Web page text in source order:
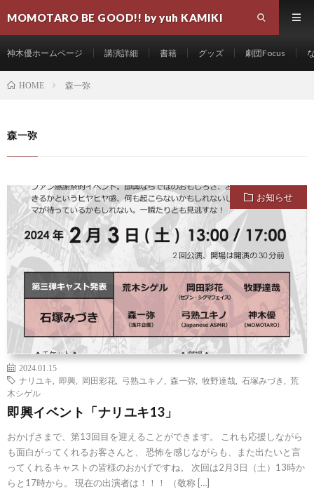
MOMOTARO BE GOOD!! by yuh KAMIKI
神木優ホームページ 講演詳細 書籍 グッズ 劇団Focus
HOME 森一弥
森一弥
お知らせ
2024.01.15
ナリユキ
即興 岡田彩花 弓熟ユキノ 森一弥 牧野達哉 石塚みづき
荒
木シゲル
即興イベント「ナリユキ13」
おかげさまで、第13回目を迎えることができます。 これも応援しながら
も面白がってくれるお客さんと、 恐怖を感じながらも、また出たいと言
ってくれるキャストの皆様のおかげですね。 次回は2月3日（土）13時か
らと17時から。 現在の出演者は！！！ （敬称 […]